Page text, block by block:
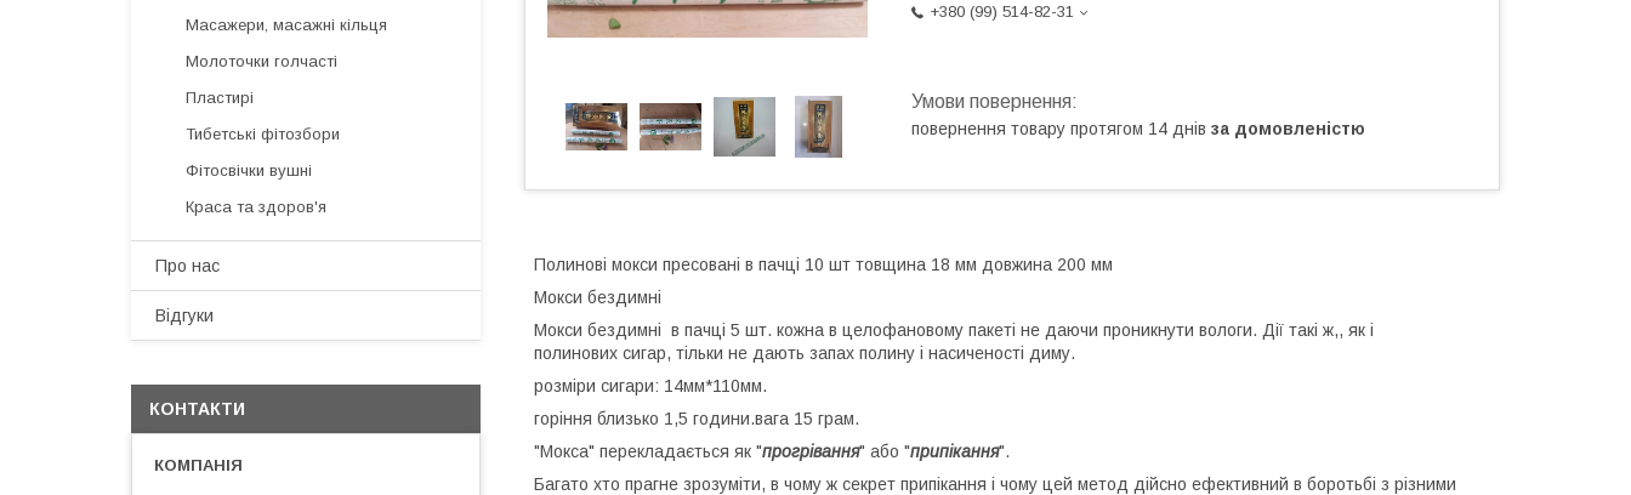
+380 (99) 514-82-31
повернення товару протягом 14 днів за домовленістю
Полинові мокси пресовані в пачці 10 шт товщина 18 мм довжина 200 мм
Мокси бездимні
Мокси бездимні в пачці 5 шт. кожна в целофановому пакеті не даючи проникнути вологи. Дії такі ж,, як і
полинових сигар, тільки не дають запах полину і насиченості диму.
розміри сигари: 14мм*110мм.
горіння близько 1,5 години.вага 15 грам.
"Мокса" перекладається як "прогрівання" або "припікання".
Багато хто прагне зрозуміти, в чому ж секрет припікання і чому цей метод дійсно ефективний в боротьбі з різними
Масажери, масажні кільця
Молоточки голчасті
Пластирі
Тибетські фітозбори
Фітосвічки вушні
Краса та здоров'я
Про нас
Відгуки
КОНТАКТИ